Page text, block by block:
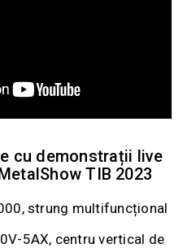
cu demonstrații live
TIB 2023
strung multifuncțional
5AX, centru vertical de